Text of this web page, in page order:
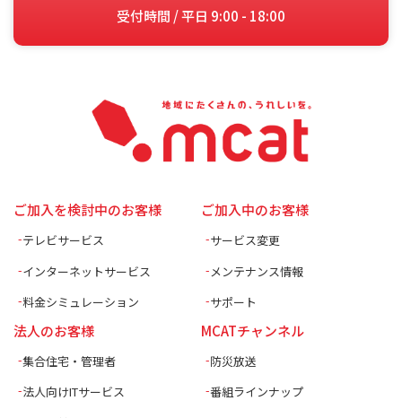
受付時間 / 平日 9:00 - 18:00
ご加入を検討中のお客様
テレビサービス
インターネットサービス
料金シミュレーション
ご加入中のお客様
サービス変更
メンテナンス情報
サポート
法人のお客様
集合住宅・管理者
法人向けITサービス
MCATチャンネル
防災放送
番組ラインナップ